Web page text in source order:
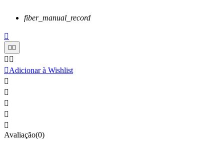
fiber_manual_record

 
 
Adicionar à Wishlist





Avaliação(0)